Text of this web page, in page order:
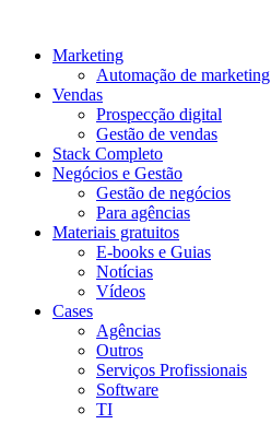
Marketing
Automação de marketing
Vendas
Prospecção digital
Gestão de vendas
Stack Completo
Negócios e Gestão
Gestão de negócios
Para agências
Materiais gratuitos
E-books e Guias
Notícias
Vídeos
Cases
Agências
Outros
Serviços Profissionais
Software
TI